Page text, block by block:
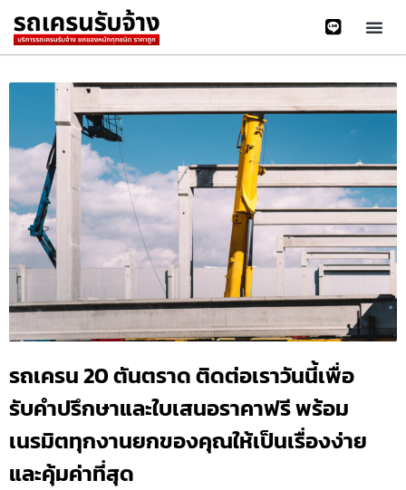
รถเครน 20 ตันตราด ติดต่อเราวันนี้เพื่อ
รับคำปรึกษาและใบเสนอราคาฟรี พร้อม
เนรมิตทุกงานยกของคุณให้เป็นเรื่องง่าย
และคุ้มค่าที่สุด